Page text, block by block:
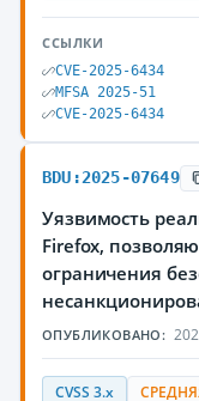
ССЫЛКИ
CVE-2025-6434
MFSA 2025-51
CVE-2025-6434
BDU:2025-07649
Уязвимость
Firefox,
ограничения
ОПУБЛИКОВАНО:
CVSS 3.x